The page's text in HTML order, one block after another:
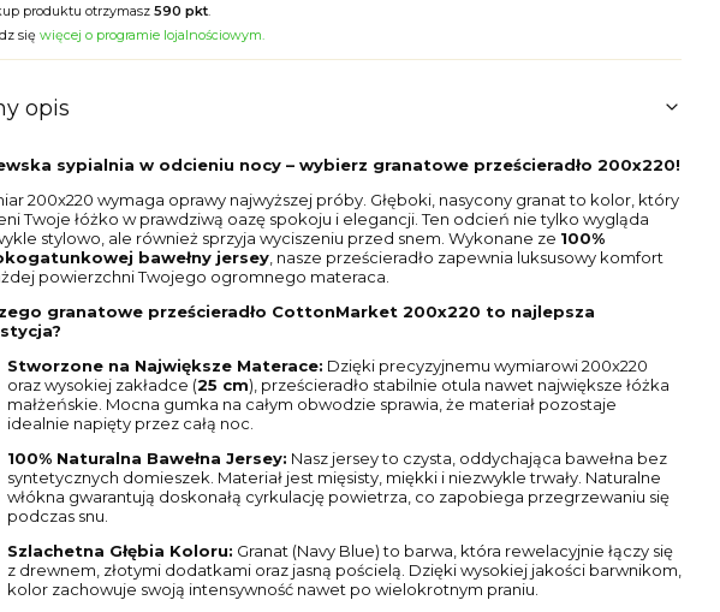
produktu otrzymasz 590 pkt.
się więcej o programie lojalnościowym.
opis
sypialnia w odcieniu nocy – wybierz granatowe prześcieradło 200x220!
200x220 wymaga oprawy najwyższej próby. Głęboki, nasycony granat to kolor, który
Twoje łóżko w prawdziwą oazę spokoju i elegancji. Ten odcień nie tylko wygląda
stylowo, ale również sprzyja wyciszeniu przed snem. Wykonane ze 100%
bawełny jersey , nasze prześcieradło zapewnia luksusowy komfort
powierzchni Twojego ogromnego materaca.
granatowe prześcieradło CottonMarket 200x220 to najlepsza
Stworzone na Największe Materace: Dzięki precyzyjnemu wymiarowi 200x220
oraz wysokiej zakładce (25 cm), prześcieradło stabilnie otula nawet największe łóżka
małżeńskie. Mocna gumka na całym obwodzie sprawia, że materiał pozostaje
idealnie napięty przez całą noc.
100% Naturalna Bawełna Jersey: Nasz jersey to czysta, oddychająca bawełna bez
syntetycznych domieszek. Materiał jest mięsisty, miękki i niezwykle trwały. Naturalne
włókna gwarantują doskonałą cyrkulację powietrza, co zapobiega przegrzewaniu się
podczas snu.
Szlachetna Głębia Koloru: Granat (Navy Blue) to barwa, która rewelacyjnie łączy się
z drewnem, złotymi dodatkami oraz jasną pościelą. Dzięki wysokiej jakości barwnikom,
kolor zachowuje swoją intensywność nawet po wielokrotnym praniu.